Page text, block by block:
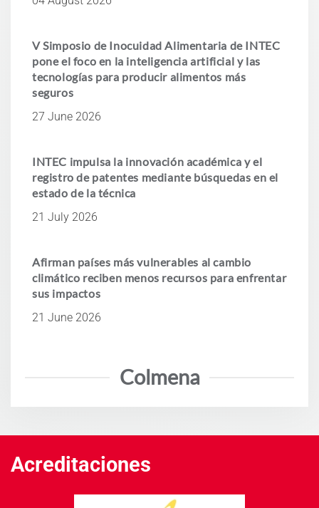
V Simposio de Inocuidad Alimentaria de INTEC
pone el foco en la inteligencia artificial y las
tecnologías para producir alimentos más
seguros
27 June 2026
INTEC impulsa la innovación académica y el
registro de patentes mediante búsquedas en el
estado de la técnica
21 July 2026
Afirman países más vulnerables al cambio
climático reciben menos recursos para enfrentar
sus impactos
21 June 2026
Colmena
Acreditaciones